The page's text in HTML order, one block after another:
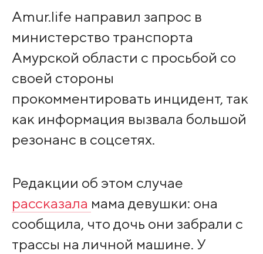
Amur.life направил запрос в
министерство транспорта
Амурской области с просьбой со
своей стороны
прокомментировать инцидент, так
как информация вызвала большой
резонанс в соцсетях.
Редакции об этом случае
рассказала мама девушки: она
сообщила, что дочь они забрали с
трассы на личной машине. У